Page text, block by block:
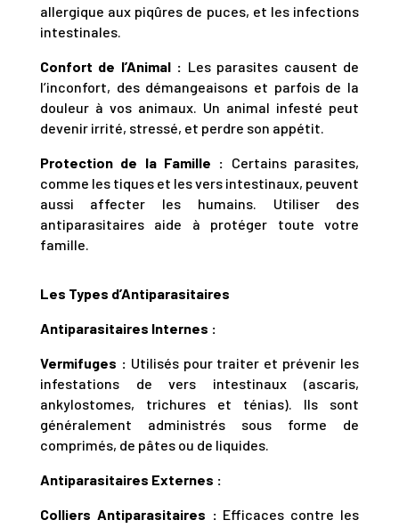
allergique aux piqûres de puces, et les infections
intestinales.
Confort de l’Animal : Les parasites causent de
l’inconfort, des démangeaisons et parfois de la
douleur à vos animaux. Un animal infesté peut
devenir irrité, stressé, et perdre son appétit.
Protection de la Famille : Certains parasites,
comme les tiques et les vers intestinaux, peuvent
aussi affecter les humains. Utiliser des
antiparasitaires aide à protéger toute votre
famille.
Les Types d’Antiparasitaires
Antiparasitaires Internes :
Vermifuges : Utilisés pour traiter et prévenir les
infestations de vers intestinaux (ascaris,
ankylostomes, trichures et ténias). Ils sont
généralement administrés sous forme de
comprimés, de pâtes ou de liquides.
Antiparasitaires Externes :
Colliers Antiparasitaires : Efficaces contre les